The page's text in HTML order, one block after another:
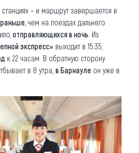
– и маршрут завершается в
, чем на поездах дальнего
отправляющихся в ночь . Из
экспресс» выходит в 15.35,
к 22 часам. В обратную сторону
в 8 утра, в Барнауле он уже в